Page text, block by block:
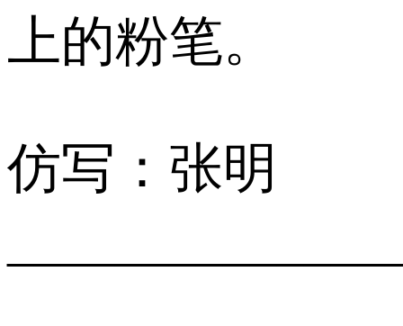
上的粉笔。
仿写：张明